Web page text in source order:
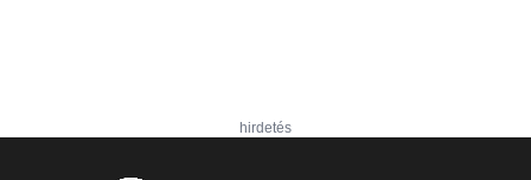
hirdetés